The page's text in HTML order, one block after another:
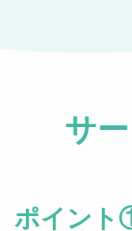
サ
ポイン